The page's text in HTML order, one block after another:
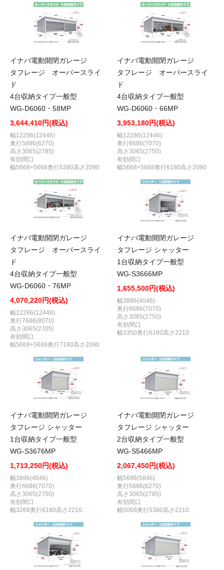
イナバ電動開閉ガレージ
タフレージ オーバースライ
ド
4台収納タイプ一般型
WG-D6060・58MP
3,644,410円(税込)
幅12286(12446)
奥行5886(6270)
高さ3065(2785)
有効間口
幅5668+5668奥行5380高さ2090
イナバ電動開閉ガレージ
タフレージ オーバースライ
ド
4台収納タイプ一般型
WG-D6060・66MP
3,953,180円(税込)
幅12286(12446)
奥行6686(7070)
高さ3065(2750)
有効間口
幅5668+5668奥行6180高さ2090
イナバ電動開閉ガレージ
タフレージ オーバースライ
ド
4台収納タイプ一般型
WG-D6060・76MP
4,070,220円(税込)
幅12286(12446)
奥行7686(8070)
高さ3065(2705)
有効間口
幅5668+5668奥行7180高さ2090
イナバ電動開閉ガレージ
タフレージ シャッター
1台収納タイプ一般型
WG-S3666MP
1,655,500円(税込)
幅3886(4046)
奥行6686(7070)
高さ3065(2750)
有効間口
幅3350奥行6180高さ2210
イナバ電動開閉ガレージ
タフレージ シャッター
1台収納タイプ一般型
WG-S3676MP
1,713,250円(税込)
幅3886(4046)
奥行6686(7070)
高さ3065(2750)
有効間口
幅3268奥行6180高さ2210
イナバ電動開閉ガレージ
タフレージ シャッター
2台収納タイプ一般型
WG-S5466MP
2,067,450円(税込)
幅5686(5846)
奥行5886(6270)
高さ3065(2785)
有効間口
幅5068奥行5380高さ2210